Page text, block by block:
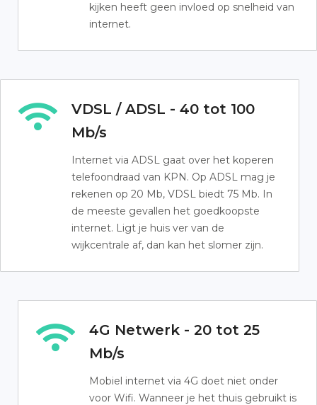
kijken heeft geen invloed op snelheid van
internet.
VDSL / ADSL - 40 tot 100
Mb/s
Internet via ADSL gaat over het koperen
telefoondraad van KPN. Op ADSL mag je
rekenen op 20 Mb, VDSL biedt 75 Mb. In
de meeste gevallen het goedkoopste
internet. Ligt je huis ver van de
wijkcentrale af, dan kan het slomer zijn.
4G Netwerk - 20 tot 25
Mb/s
Mobiel internet via 4G doet niet onder
voor Wifi. Wanneer je het thuis gebruikt is